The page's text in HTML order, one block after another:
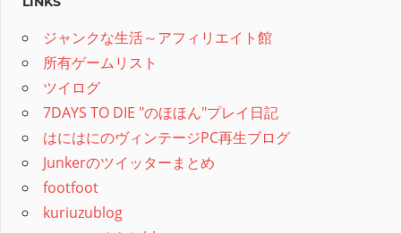
ジャンクな生活～アフィリエイト館
所有ゲームリスト
ツイログ
7DAYS TO DIE "のほほん"プレイ日記
はにはにのヴィンテージPC再生ブログ
Junkerのツイッターまとめ
footfoot
kuriuzublog